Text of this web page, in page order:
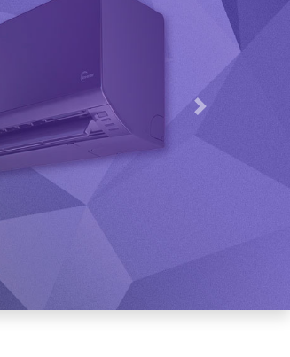
Следующая